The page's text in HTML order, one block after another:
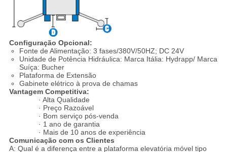
Configuração Opcional:
Fonte de Alimentação: 3 fases/380V/50HZ; DC 24V
Unidade de Potência Hidráulica: Marca Itália: Hydrapp/ Marca
Suíça: Bucher
Plataforma de Extensão
Gabinete elétrico à prova de chamas
Vantagem Competitiva:
· Alta Qualidade
· Preço Razoável
· Bom serviço pós-venda
· 1 ano de garantia
· Mais de 10 anos de experiência
Comunicação com os Clientes
A: Qual é a diferença entre a plataforma elevatória móvel tipo